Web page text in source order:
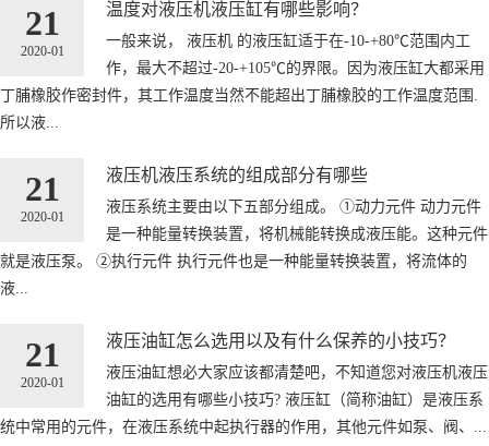
21
2020-01
温度对液压机液压缸有哪些影响？
一般来说， 液压机 的液压缸适于在-10-+80℃范围内工
作，最大不超过-20-+105℃的界限。因为液压缸大都采用
丁脯橡胶作密封件，其工作温度当然不能超出丁脯橡胶的工作温度范围.
所以液...
21
2020-01
液压机液压系统的组成部分有哪些
液压系统主要由以下五部分组成。 ①动力元件 动力元件
是一种能量转换装置，将机械能转换成液压能。这种元件
就是液压泵。 ②执行元件 执行元件也是一种能量转换装置，将流体的
液...
21
2020-01
液压油缸怎么选用以及有什么保养的小技巧？
液压油缸想必大家应该都清楚吧，不知道您对液压机液压
油缸的选用有哪些小技巧? 液压缸（简称油缸）是液压系
统中常用的元件，在液压系统中起执行器的作用，其他元件如泵、阀、...